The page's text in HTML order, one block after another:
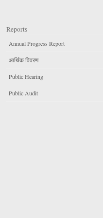
Reports
Annual Progress Report
आर्थिक विवरण
Public Hearing
Public Audit